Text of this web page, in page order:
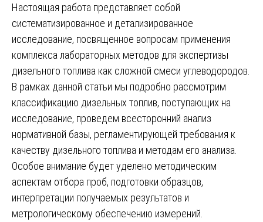
Настоящая работа представляет собой
систематизированное и детализированное
исследование, посвященное вопросам применения
комплекса лабораторных методов для экспертизы
дизельного топлива как сложной смеси углеводородов.
В рамках данной статьи мы подробно рассмотрим
классификацию дизельных топлив, поступающих на
исследование, проведем всесторонний анализ
нормативной базы, регламентирующей требования к
качеству дизельного топлива и методам его анализа.
Особое внимание будет уделено методическим
аспектам отбора проб, подготовки образцов,
интерпретации получаемых результатов и
метрологическому обеспечению измерений.